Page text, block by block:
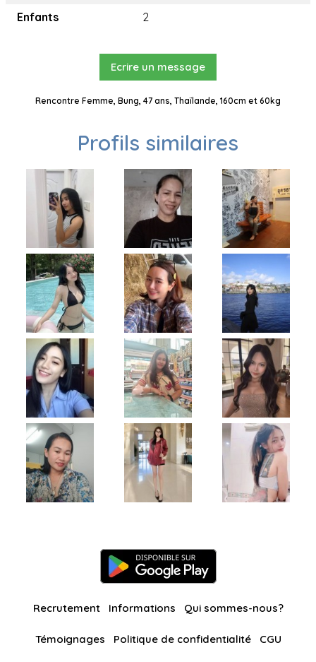
Enfants
2
Ecrire un message
Rencontre Femme, Bung, 47 ans, Thaïlande, 160cm et 60kg
Profils similaires
Recrutement Informations Qui sommes-nous?
Témoignages Politique de confidentialité CGU